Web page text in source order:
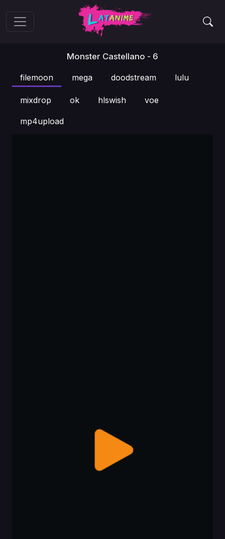
Monster Castellano - 6
filemoon mega doodstream lulu
mixdrop ok hlswish voe
mp4upload